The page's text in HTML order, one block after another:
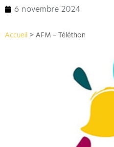
6 novembre 2024
Accueil > AFM – Téléthon